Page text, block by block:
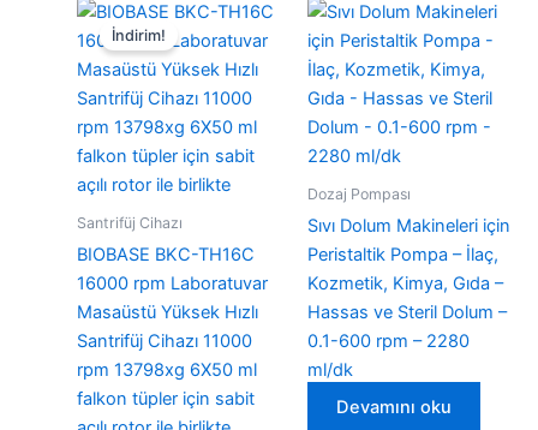
İndirim!
Santrifüj Cihazı
BIOBASE BKC-TH16C
16000 rpm Laboratuvar
Masaüstü Yüksek Hızlı
Santrifüj Cihazı 11000
rpm 13798xg 6X50 ml
falkon tüpler için sabit
Dozaj Pompası
Sıvı Dolum Makineleri için
Peristaltik Pompa – İlaç,
Kozmetik, Kimya, Gıda –
Hassas ve Steril Dolum –
0.1-600 rpm – 2280
ml/dk
Devamını oku